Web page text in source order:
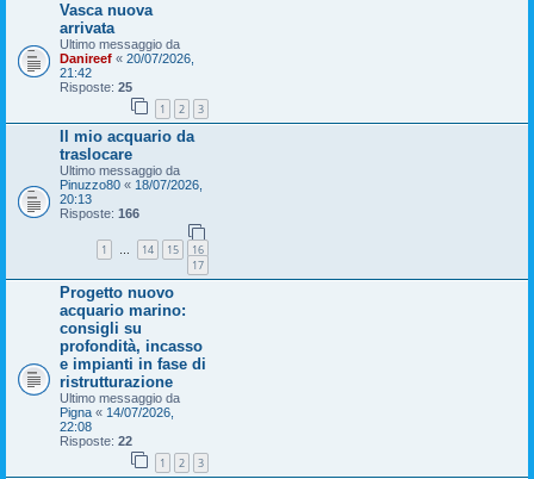
Vasca nuova
arrivata
Ultimo messaggio da
Danireef « 20/07/2026,
21:42
Risposte: 25
1 2 3
Il mio acquario da
traslocare
Ultimo messaggio da
Pinuzzo80 « 18/07/2026,
20:13
Risposte: 166
1 … 14 15
16
17
Progetto nuovo
acquario marino:
consigli su
profondità, incasso
e impianti in fase di
ristrutturazione
Ultimo messaggio da
Pigna « 14/07/2026,
22:08
Risposte: 22
1 2 3